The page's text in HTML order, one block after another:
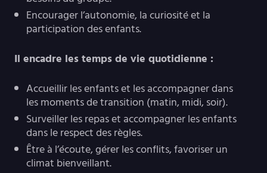
Encourager l’autonomie, la curiosité et la
participation des enfants.
Il encadre les temps de vie quotidienne :
Accueillir les enfants et les accompagner dans
les moments de transition (matin, midi, soir).
Surveiller les repas et accompagner les enfants
dans le respect des règles.
Être à l’écoute, gérer les conflits, favoriser un
climat bienveillant.